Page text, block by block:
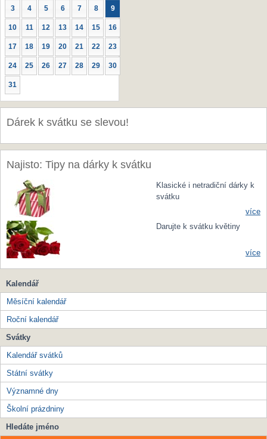
3 4 5 6 7 8 9
10 11 12 13 14 15 16
17 18 19 20 21 22 23
24 25 26 27 28 29 30
31
Dárek k svátku se slevou!
Najisto: Tipy na dárky k svátku
Klasické i netradiční dárky k
svátku
více
Darujte k svátku květiny
více
Kalendář
Měsíční kalendář
Roční kalendář
Svátky
Kalendář svátků
Státní svátky
Významné dny
Školní prázdniny
Hledáte jméno